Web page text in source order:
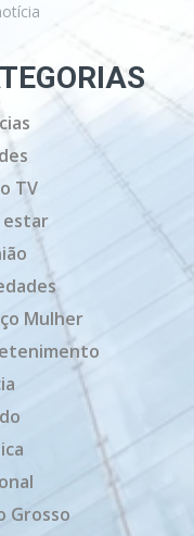
TV
estar
Mulher
Grosso